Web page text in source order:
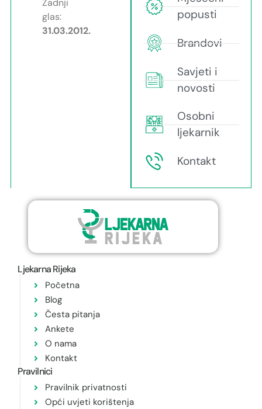
Zadnji
glas:
31.03.2012.
popusti
Brandovi
Savjeti i
novosti
Osobni
ljekarnik
Kontakt
Ljekarna Rijeka
Početna
Blog
Česta pitanja
Ankete
O nama
Kontakt
Pravilnici
Pravilnik privatnosti
Opći uvjeti korištenja